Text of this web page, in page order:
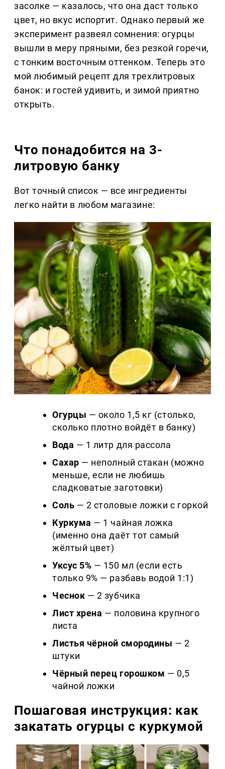
засолке — казалось, что она даст только
цвет, но вкус испортит. Однако первый же
эксперимент развеял сомнения: огурцы
вышли в меру пряными, без резкой горечи,
с тонким восточным оттенком. Теперь это
мой любимый рецепт для трехлитровых
банок: и гостей удивить, и зимой приятно
открыть.
Что понадобится на 3-
литровую банку
Вот точный список — все ингредиенты
легко найти в любом магазине:
Огурцы — около 1,5 кг (столько,
сколько плотно войдёт в банку)
Вода — 1 литр для рассола
Сахар — неполный стакан (можно
меньше, если не любишь
сладковатые заготовки)
Соль — 2 столовые ложки с горкой
Куркума — 1 чайная ложка
(именно она даёт тот самый
жёлтый цвет)
Уксус 5% — 150 мл (если есть
только 9% — разбавь водой 1:1)
Чеснок — 2 зубчика
Лист хрена — половина крупного
листа
Листья чёрной смородины — 2
штуки
Чёрный перец горошком — 0,5
чайной ложки
Пошаговая инструкция: как
закатать огурцы с куркумой